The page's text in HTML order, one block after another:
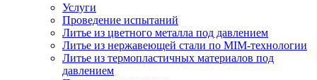
Услуги
Проведение испытаний
Литье из цветного металла под давлением
Литье из нержавеющей стали по MIM-технологии
Литье из термопластичных материалов под
давлением